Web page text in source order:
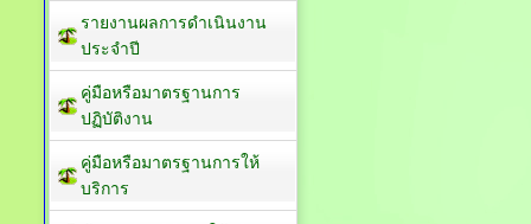
รายงานผลการดำเนินงาน
ประจำปี
คู่มือหรือมาตรฐานการ
ปฏิบัติงาน
คู่มือหรือมาตรฐานการให้
บริการ